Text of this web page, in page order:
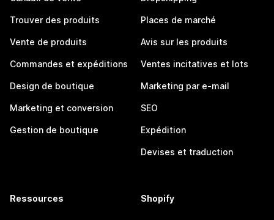
Trouver des produits
Vente de produits
Commandes et expéditions
Design de boutique
Marketing et conversion
Gestion de boutique
Places de marché
Avis sur les produits
Ventes incitatives et lots
Marketing par e-mail
SEO
Expédition
Devises et traduction
Ressources Shopify